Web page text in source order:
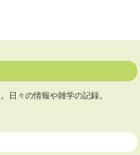
日々の情報や雑学の記録。